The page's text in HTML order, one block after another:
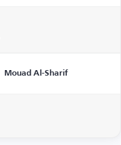
Mouad Al-Sharif